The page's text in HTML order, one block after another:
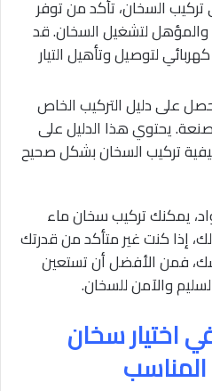
السخان، تأكد من توفر
والمؤهل لتشغيل السخان. قد
لتوصيل وتأهيل التيار
على دليل التركيب الخاص
يحتوي هذا الدليل على
تركيب السخان بشكل صحيح
يمكنك تركيب سخان ماء
إذا كنت غير متأكد من قدرتك
فمن الأفضل أن تستعين
والآمن للسخان.
اختيار سخان
المناسب